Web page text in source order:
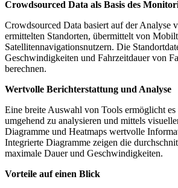
Crowdsourced Data als Basis des Monit
Crowdsourced Data basiert auf der Analyse
ermittelten Standorten, übermittelt von
Satellitennavigationsnutzern. Die
Geschwindigkeiten und Fahrzeitdauer von
berechnen.
Wertvolle Berichterstattung und Analyse
Eine breite Auswahl von Tools ermöglicht es
umgehend zu analysieren und mittels
Diagramme und Heatmaps wertvolle
Integrierte Diagramme zeigen die
maximale Dauer und Geschwindigkeiten.
Vorteile auf einen Blick